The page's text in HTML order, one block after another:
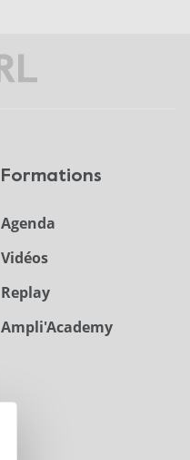
Formations
Agenda
Vidéos
Replay
Ampli'Academy